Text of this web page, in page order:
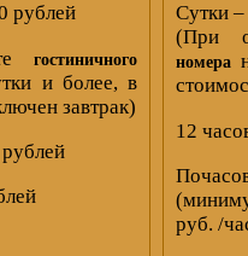
рублей
гостиничного
и более, в
завтрак)
Сутки
(При
номера
12
руб. /